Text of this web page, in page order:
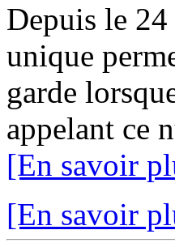
Depuis le
unique
garde
appelant ce
[En savoir
[En savoir